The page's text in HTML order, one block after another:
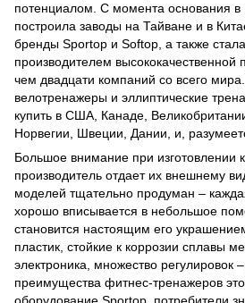
потенциалом. С момента основания в
построила заводы на Тайване и в
бренды Sportop и Softop, а также
производителем высококачественной
чем двадцати компаний со всего
велотренажеры и эллиптические
купить в США, Канаде,
Норвегии, Швеции, Дании, и,
Большое внимание при изготовлении
производитель отдает их внешнему
моделей тщательно продуман –
хорошо вписывается в небольшое
становится настоящим его
пластик, стойкие к коррозии сплавы
электроника, множество регулировок
преимущества фитнес-тренажеров